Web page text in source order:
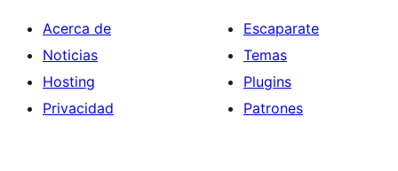
Acerca de
Noticias
Hosting
Privacidad
Escaparate
Temas
Plugins
Patrones